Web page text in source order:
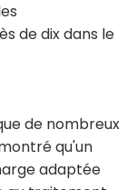
de dix dans le
de nombreux
qu'un
adaptée